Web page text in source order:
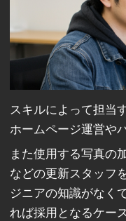
スキルによって担当
ホームページ運営や
また使用する写真の
などの更新スタッフ
ジニアの知識がなく
れば採用となるケース